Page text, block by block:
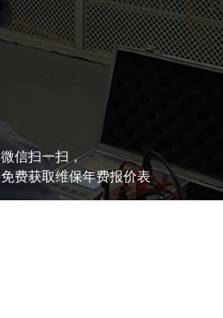
微信扫一扫，
免费获取维保年费报价表